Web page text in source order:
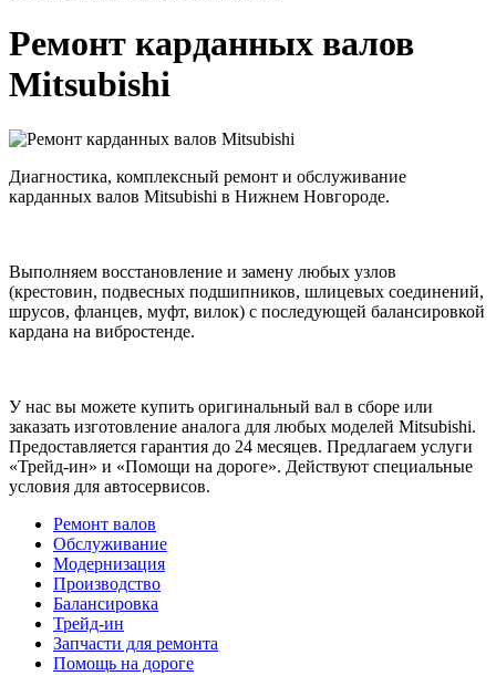
Ремонт карданных валов
Mitsubishi
Диагностика, комплексный ремонт и обслуживание
карданных валов Mitsubishi в Нижнем Новгороде.
Выполняем восстановление и замену любых узлов
(крестовин, подвесных подшипников, шлицевых соединений,
шрусов, фланцев, муфт, вилок) с последующей балансировкой
кардана на вибростенде.
У нас вы можете купить оригинальный вал в сборе или
заказать изготовление аналога для любых моделей Mitsubishi.
Предоставляется гарантия до 24 месяцев. Предлагаем услуги
«Трейд-ин» и «Помощи на дороге». Действуют специальные
условия для автосервисов.
Ремонт валов
Обслуживание
Модернизация
Производство
Балансировка
Трейд-ин
Запчасти для ремонта
Помощь на дороге